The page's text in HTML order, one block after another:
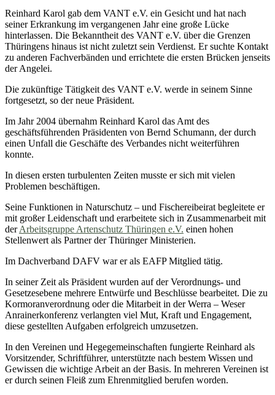
Reinhard Karol gab dem VANT e.V. ein Gesicht und hat nach
seiner Erkrankung im vergangenen Jahr eine große Lücke
hinterlassen. Die Bekanntheit des VANT e.V. über die Grenzen
Thüringens hinaus ist nicht zuletzt sein Verdienst. Er suchte Kontakt
zu anderen Fachverbänden und errichtete die ersten Brücken jenseits
der Angelei.
Die zukünftige Tätigkeit des VANT e.V. werde in seinem Sinne
fortgesetzt, so der neue Präsident.
Im Jahr 2004 übernahm Reinhard Karol das Amt des
geschäftsführenden Präsidenten von Bernd Schumann, der durch
einen Unfall die Geschäfte des Verbandes nicht weiterführen
konnte.
In diesen ersten turbulenten Zeiten musste er sich mit vielen
Problemen beschäftigen.
Seine Funktionen in Naturschutz – und Fischereibeirat begleitete er
mit großer Leidenschaft und erarbeitete sich in Zusammenarbeit mit
derArbeitsgruppe Artenschutz Thüringen e.V. einen hohen
Stellenwert als Partner der Thüringer Ministerien.
Im Dachverband DAFV war er als EAFP Mitglied tätig.
In seiner Zeit als Präsident wurden auf der Verordnungs- und
Gesetzesebene mehrere Entwürfe und Beschlüsse bearbeitet. Die zu
Kormoranverordnung oder die Mitarbeit in der Werra – Weser
Anrainerkonferenz verlangten viel Mut, Kraft und Engagement,
diese gestellten Aufgaben erfolgreich umzusetzen.
In den Vereinen und Hegegemeinschaften fungierte Reinhard als
Vorsitzender, Schriftführer, unterstützte nach bestem Wissen und
Gewissen die wichtige Arbeit an der Basis. In mehreren Vereinen ist
er durch seinen Fleiß zum Ehrenmitglied berufen worden.